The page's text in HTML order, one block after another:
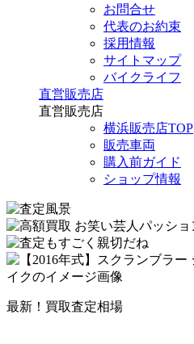
お問合せ
代表のお約束
採用情報
サイトマップ
バイクライフ
直営販売店
直営販売店
横浜販売店TOP
販売車両
購入前ガイド
ショップ情報
最新！買取査定相場